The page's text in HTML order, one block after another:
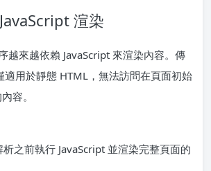
渲染
越來越依賴 JavaScript 來渲染內容。傳
適用於靜態 HTML，無法訪問在頁面初始
容。
之前執行 JavaScript 並渲染完整頁面的